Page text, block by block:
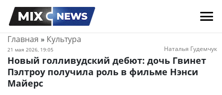
Главная » Культура
21 мая 2026, 19:05 Наталья Гудемчук
Новый голливудский дебют: дочь Гвинет
Пэлтроу получила роль в фильме Нэнси
Майерс